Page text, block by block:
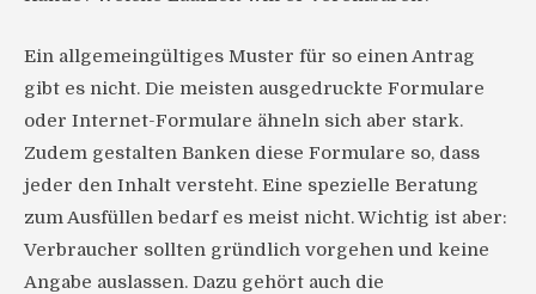
Ein allgemeingültiges Muster für so einen Antrag
gibt es nicht. Die meisten ausgedruckte Formulare
oder Internet-Formulare ähneln sich aber stark.
Zudem gestalten Banken diese Formulare so, dass
jeder den Inhalt versteht. Eine spezielle Beratung
zum Ausfüllen bedarf es meist nicht. Wichtig ist aber:
Verbraucher sollten gründlich vorgehen und keine
Angabe auslassen. Dazu gehört auch die